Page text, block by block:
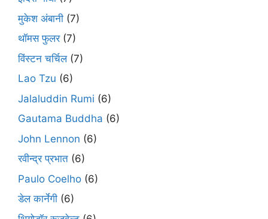
मुकेश अंबानी (7)
थॉमस फुलर(7)
विंस्टन चर्चिल(7)
Lao Tzu (6)
Jalaluddin Rumi (6)
Gautama Buddha (6)
John Lennon (6)
रवीन्द्र प्रभात (6)
Paulo Coelho (6)
डेल कार्नेगी (6)